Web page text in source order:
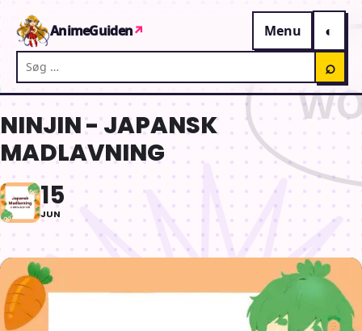
AnimeGuiden↗
Menu
Søg på AnimeGuiden
⌕
NINJIN - JAPANSK
MADLAVNING
15
JUN